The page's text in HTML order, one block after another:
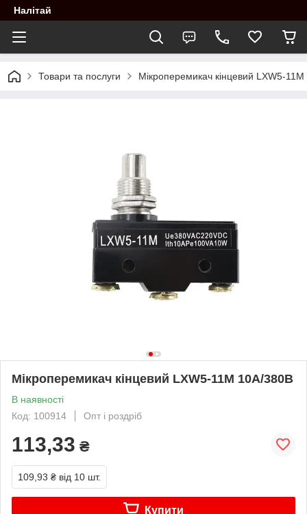
Налітай
Товари та послуги Мікроперемикач кінцевий LXW5-
Мікроперемикач кінцевий LXW5-11M 10A/380В
В наявності
Код: 100914
Опт і роздріб
113,33 ₴
109,93 ₴ від 10 шт.
Купити